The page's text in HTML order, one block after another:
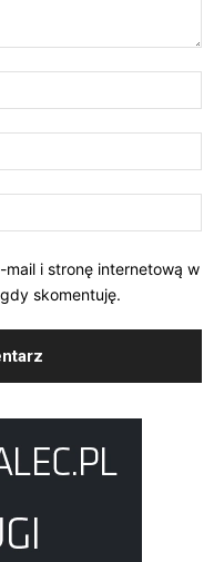
i stronę internetową w
skomentuję.